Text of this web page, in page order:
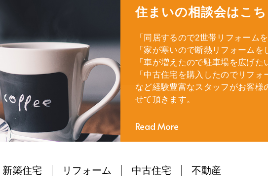
住まいの相談会はこち
「同居するので2世帯リフォームを
「家が寒いので断熱リフォームを
「車が増えたので駐車場を広げた
「中古住宅を購入したのでリフォ
など経験豊富なスタッフがお客様
せて頂きます。
Read More
新築住宅 リフォーム 中古住宅 不動産